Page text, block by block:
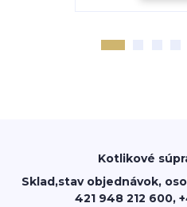
Kotlikové
Sklad,stav objednávok,
421 948 212 600,